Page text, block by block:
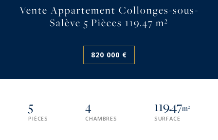
Vente Appartement Collonges-sous-
Salève 5 Pièces 119.47 m²
820 000 €
5
PIÈCES
4
CHAMBRES
119.47m²
SURFACE